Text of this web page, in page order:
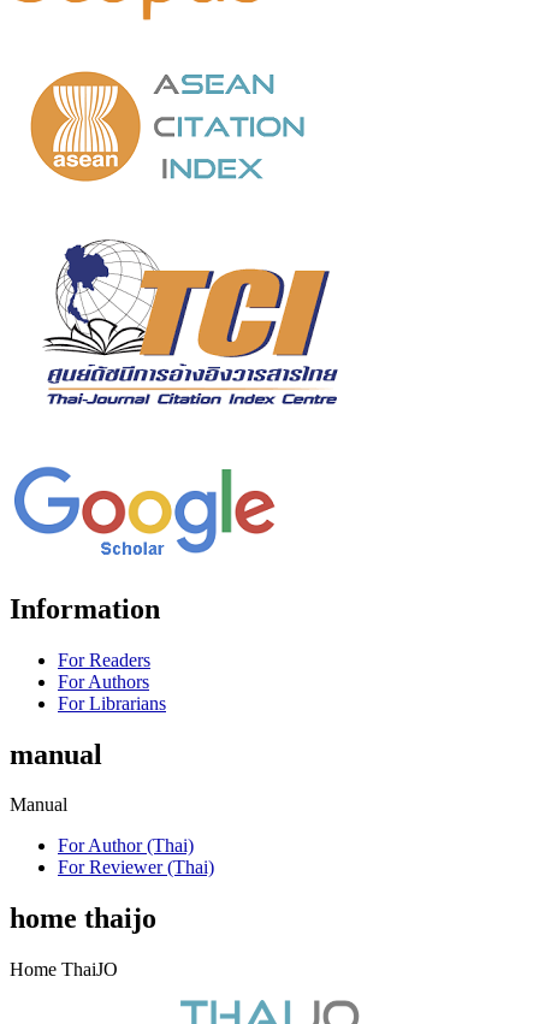
Information
For Readers
For Authors
For Librarians
manual
Manual
For Author (Thai)
For Reviewer (Thai)
home thaijo
Home ThaiJO